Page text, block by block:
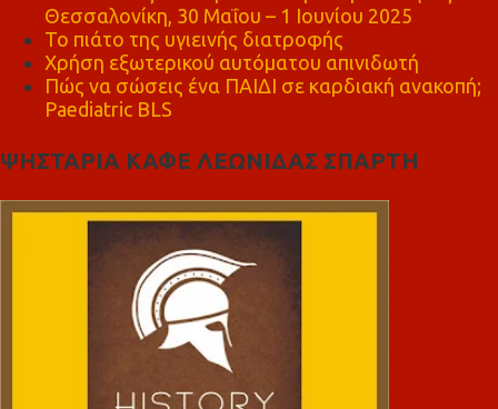
Θεσσαλονίκη, 30 Μαΐου – 1 Ιουνίου 2025
Το πιάτο της υγιεινής διατροφής
Χρήση εξωτερικού αυτόματου απινιδωτή
Πώς να σώσεις ένα ΠΑΙΔΙ σε καρδιακή ανακοπή;
Paediatric BLS
ΨΗΣΤΑΡΙΑ ΚΑΦΕ ΛΕΩΝΙΔΑΣ ΣΠΑΡΤΗ